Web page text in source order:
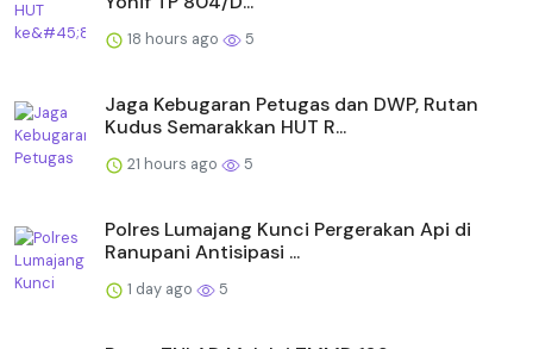
18 hours ago 5
Jaga Kebugaran Petugas dan DWP, Rutan
Kudus Semarakkan HUT R...
21 hours ago 5
Polres Lumajang Kunci Pergerakan Api di
Ranupani Antisipasi ...
1 day ago 5